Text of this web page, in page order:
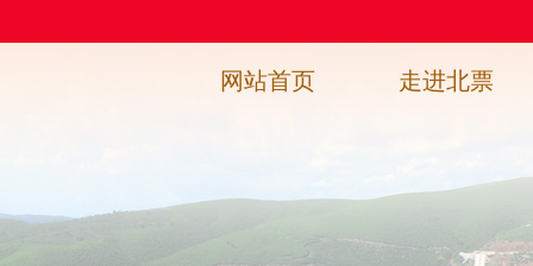
网站首页 走进北票